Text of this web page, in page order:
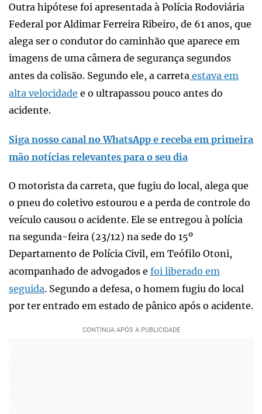
Outra hipótese foi apresentada à Polícia Rodoviária
Federal por Aldimar Ferreira Ribeiro, de 61 anos, que
alega ser o condutor do caminhão que aparece em
imagens de uma câmera de segurança segundos
antes da colisão. Segundo ele, a carreta estava em
alta velocidade e o ultrapassou pouco antes do
acidente.
Siga nosso canal no WhatsApp e receba em primeira
mão notícias relevantes para o seu dia
O motorista da carreta, que fugiu do local, alega que
o pneu do coletivo estourou e a perda de controle do
veículo causou o acidente. Ele se entregou à polícia
na segunda-feira (23/12) na sede do 15º
Departamento de Polícia Civil, em Teófilo Otoni,
acompanhado de advogados e foi liberado em
seguida. Segundo a defesa, o homem fugiu do local
por ter entrado em estado de pânico após o acidente.